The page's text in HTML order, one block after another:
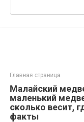
Главная страница
Малайский
маленький
сколько весит,
факты